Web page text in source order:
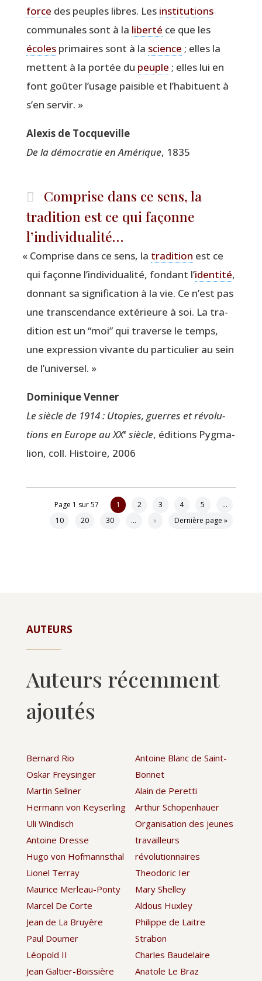
force des peuples libres. Les ins­ti­tu­tions
com­mu­nales sont à la liber­té ce que les
écolespri­maires sont à la science ; elles la
mettent à la por­tée du peuple ; elles lui en
font goû­ter l’usage pai­sible et l’habituent à
s’en servir. »
Alexis de Tocqueville
De la démo­cra­tie en Amé­rique, 1835
Comprise dans ce sens, la
tradition est ce qui façonne
l’individualité…
« Com­prise dans ce sens, la tra­di­tion est ce
qui façonne l’individualité, fon­dant l’iden­ti­té,
don­nant sa signi­fi­ca­tion à la vie. Ce n’est pas
une trans­cen­dance exté­rieure à soi. La tra­
di­tion est un “moi” qui tra­verse le temps,
une expres­sion vivante du par­ti­cu­lier au sein
de l’universel. »
Domi­nique Venner
Le siècle de 1914 : Uto­pies, guerres et révo­lu­
tions en Europe au XXesiècle, édi­tions Pyg­ma­
lion, coll. His­toire, 2006
Page 1 sur 57 1 2 3 4 5
…
10
20 30 … » Dernière page »
AUTEURS
Auteurs récemment
ajoutés
Bernard Rio
Oskar Freysinger
Martin Sellner
Hermann von Keyserling
Uli Windisch
Antoine Dresse
Hugo von Hofmannsthal
Lionel Terray
Maurice Merleau-Ponty
Marcel De Corte
Jean de La Bruyère
Paul Doumer
Léopold II
Jean Galtier-Boissière
Antoine Blanc de Saint-
Bonnet
Alain de Peretti
Arthur Schopenhauer
Organisation des jeunes
travailleurs
révolutionnaires
Theodoric Ier
Mary Shelley
Aldous Huxley
Philippe de Laitre
Strabon
Charles Baudelaire
Anatole Le Braz